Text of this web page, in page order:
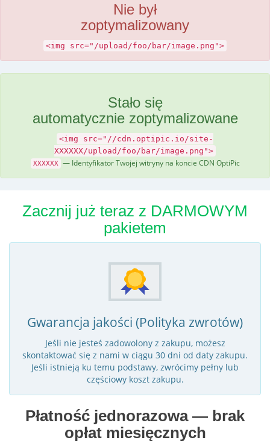
Nie był
zoptymalizowany
<img src="/upload/foo/bar/image.png">
Stało się
automatycznie zoptymalizowane
<img src="//cdn.optipic.io/site-
XXXXXX/upload/foo/bar/image.png">
XXXXXX — Identyfikator Twojej witryny na koncie CDN OptiPic
Zacznij już teraz z DARMOWYM
pakietem
Gwarancja jakości (Polityka zwrotów)
Jeśli nie jesteś zadowolony z zakupu, możesz
skontaktować się z nami w ciągu 30 dni od daty zakupu.
Jeśli istnieją ku temu podstawy, zwrócimy pełny lub
częściowy koszt zakupu.
Płatność jednorazowa — brak
opłat miesięcznych